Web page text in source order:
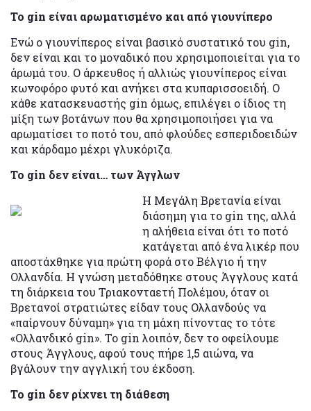
Το gin είναι αρωματισμένο και από γιουνίπερο
Ενώ ο γιουνίπερος είναι βασικό συστατικό του gin,
δεν είναι και το μοναδικό που χρησιμοποιείται για το
άρωμά του. Ο άρκευθος ή αλλιώς γιουνίπερος είναι
κωνοφόρο φυτό και ανήκει στα κυπαρισσοειδή. Ο
κάθε κατασκευαστής gin όμως, επιλέγει ο ίδιος τη
μίξη των βοτάνων που θα χρησιμοποιήσει για να
αρωματίσει το ποτό του, από φλούδες εσπεριδοειδών
και κάρδαμο μέχρι γλυκόριζα.
Το gin δεν είναι… των Άγγλων
Η Μεγάλη Βρετανία είναι
διάσημη για το gin της, αλλά
η αλήθεια είναι ότι το ποτό
κατάγεται από ένα λικέρ που
αποστάχθηκε για πρώτη φορά στο Βέλγιο ή την
Ολλανδία. Η γνώση μεταδόθηκε στους Άγγλους κατά
τη διάρκεια του Τριακονταετή Πολέμου, όταν οι
Βρετανοί στρατιώτες είδαν τους Ολλανδούς να
«παίρνουν δύναμη» για τη μάχη πίνοντας το τότε
«Ολλανδικό gin». Το gin λοιπόν, δεν το οφείλουμε
στους Άγγλους, αφού τους πήρε 1,5 αιώνα, να
βγάλουν την αγγλική του έκδοση.
Το gin δεν ρίχνει τη διάθεση